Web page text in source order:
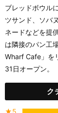
ブレッドボウル
ツサンド、ソバ
ネードなどを提
は隣接のパン工
Wharf Cafe」を
31日オープン。
ク
★5